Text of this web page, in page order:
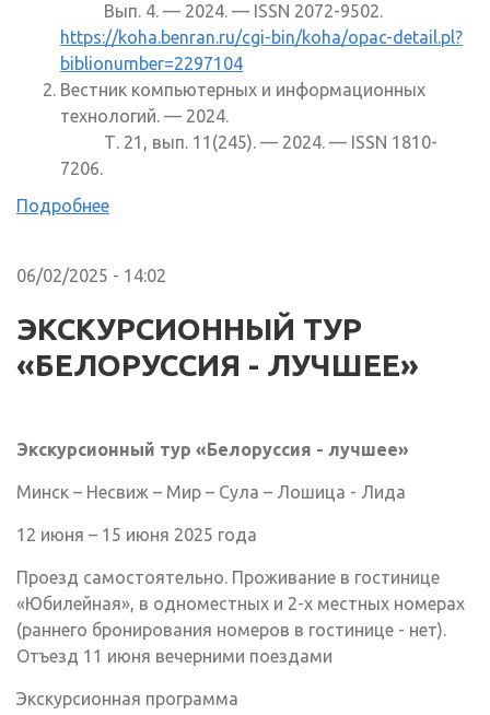
Вып. 4. — 2024. — ISSN 2072-9502.
https://koha.benran.ru/cgi-bin/koha/opac-detail.pl?
biblionumber=2297104
Вестник компьютерных и информационных
технологий. — 2024.
Т. 21, вып. 11(245). — 2024. — ISSN 1810-
7206.
Подробнее
06/02/2025 - 14:02
ЭКСКУРСИОННЫЙ ТУР
«БЕЛОРУССИЯ - ЛУЧШЕЕ»
Экскурсионный тур «Белоруссия - лучшее»
Минск – Несвиж – Мир – Сула – Лошица - Лида
12 июня – 15 июня 2025 года
Проезд самостоятельно. Проживание в гостинице
«Юбилейная», в одноместных и 2-х местных номерах
(раннего бронирования номеров в гостинице - нет).
Отъезд 11 июня вечерними поездами
Экскурсионная программа